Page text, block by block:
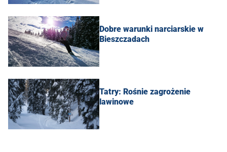
Dobre warunki narciarskie w
Bieszczadach
Tatry: Rośnie zagrożenie
lawinowe